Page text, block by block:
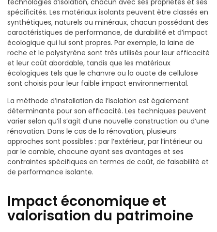
spécificités. Les matériaux isolants peuvent être classés en
synthétiques, naturels ou minéraux, chacun possédant des
caractéristiques de performance, de durabilité et d’impact
écologique qui lui sont propres. Par exemple, la laine de
roche et le polystyrène sont très utilisés pour leur efficacité
et leur coût abordable, tandis que les matériaux
écologiques tels que le chanvre ou la ouate de cellulose
sont choisis pour leur faible impact environnemental.
La méthode d’installation de l’isolation est également
déterminante pour son efficacité. Les techniques peuvent
varier selon qu’il s’agit d’une nouvelle construction ou d’une
rénovation. Dans le cas de la rénovation, plusieurs
approches sont possibles : par l’extérieur, par l’intérieur ou
par le comble, chacune ayant ses avantages et ses
contraintes spécifiques en termes de coût, de faisabilité et
de performance isolante.
Impact économique et
valorisation du patrimoine